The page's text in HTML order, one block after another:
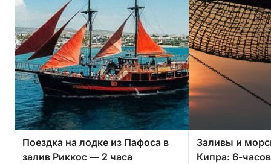
Поездка на лодке из Пафоса в
залив Риккос — 2 часа
Заливы и
Кипра: 6-